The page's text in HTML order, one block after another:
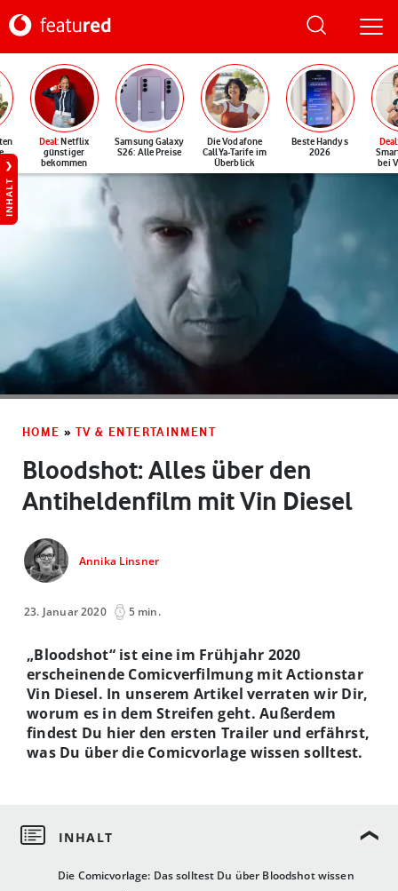
Deal: Netflix
günstiger
bekommen
Samsung Galaxy
S26: Alle Preise
Die Vodafone
CallYa-Tarife im
Überblick
Beste Handys
2026
Deal
bei
INHALT
HOME » TV & ENTERTAINMENT
Bloodshot: Alles über den
Antiheldenfilm mit Vin Diesel
Annika Linsner
23. Januar 2020 5 min.
Die Comicvorlage: Das solltest Du über Bloodshot wissen
„Bloodshot“ ist eine im Frühjahr 2020
erscheinende Comicverfilmung mit Actionstar
Vin Diesel. In unserem Artikel verraten wir Dir,
worum es in dem Streifen geht. Außerdem
findest Du hier den ersten Trailer und erfährst,
was Du über die Comicvorlage wissen solltest.